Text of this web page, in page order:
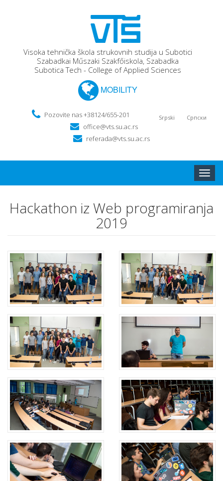
Visoka tehnička škola strukovnih studija u Subotici
Szabadkai Műszaki Szakfőiskola, Szabadka
Subotica Tech - College of Applied Sciences
MOBILITY
Srpski Српски
Pozovite nas +38124/655-201
office@vts.su.ac.rs
referada@vts.su.ac.rs
Toggle
Hackathon iz Web programiranja
2019